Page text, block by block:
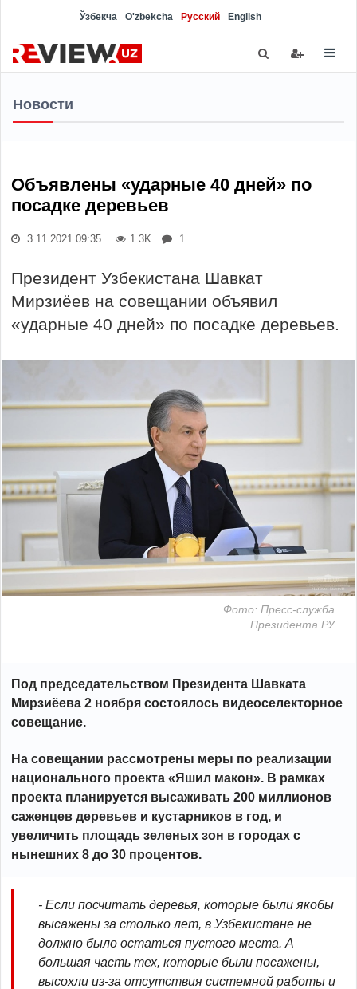
Ўзбекча O'zbekcha Русский English
Новости
Объявлены «ударные 40 дней» по
посадке деревьев
3.11.2021 09:35 1.3K 1
Президент Узбекистана Шавкат
Мирзиёев на совещании объявил
«ударные 40 дней» по посадке деревьев.
Фото: Пресс-служба
Президента РУ
Под председательством Президента Шавката
Мирзиёева 2 ноября состоялось видеоселекторное
совещание.
На совещании рассмотрены меры по реализации
национального проекта «Яшил макон». В рамках
проекта планируется высаживать 200 миллионов
саженцев деревьев и кустарников в год, и
увеличить площадь зеленых зон в городах с
нынешних 8 до 30 процентов.
- Если посчитать деревья, которые были якобы
высажены за столько лет, в Узбекистане не
должно было остаться пустого места. А
большая часть тех, которые были посажены,
высохли из-за отсутствия системной работы и